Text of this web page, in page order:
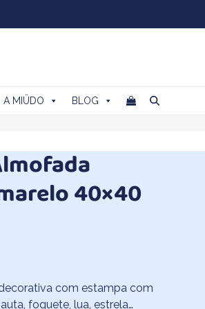
A MIÜDO
BLOG
40×40
com estampa com
foguete, lua, estrela…